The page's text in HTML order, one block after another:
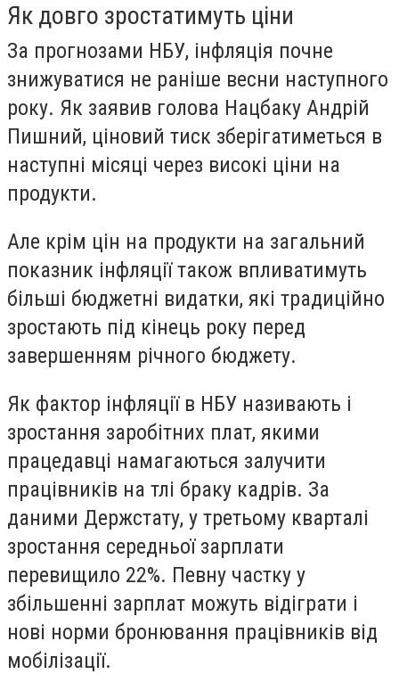
Як довго зростатимуть ціни
За прогнозами НБУ, інфляція почне
знижуватися не раніше весни наступного
року. Як заявив голова Нацбаку Андрій
Пишний, ціновий тиск зберігатиметься в
наступні місяці через високі ціни на
продукти.
Але крім цін на продукти на загальний
показник інфляції також впливатимуть
більші бюджетні видатки, які традиційно
зростають під кінець року перед
завершенням річного бюджету.
Як фактор інфляції в НБУ називають і
зростання заробітних плат, якими
працедавці намагаються залучити
працівників на тлі браку кадрів. За
даними Держстату, у третьому кварталі
зростання середньої зарплати
перевищило 22%. Певну частку у
збільшенні зарплат можуть відіграти і
нові норми бронювання працівників від
мобілізації.